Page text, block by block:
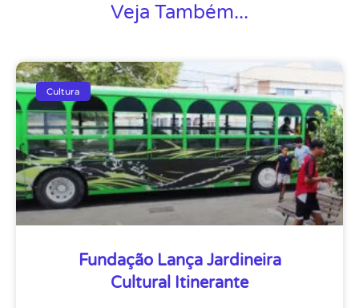
Veja Também...
Cultura
Fundação Lança Jardineira
Cultural Itinerante